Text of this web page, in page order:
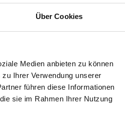
Über Cookies
Medien anbieten zu können
Ihrer Verwendung unserer
führen diese Informationen
sie im Rahmen Ihrer Nutzung
arbeite, zeige ich Ihnen